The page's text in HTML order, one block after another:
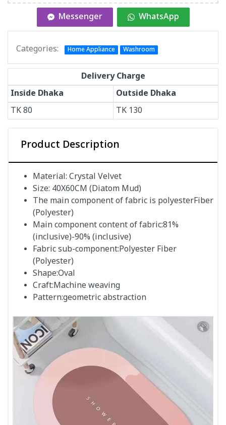
Messenger WhatsApp
Categories: Home Appliance Washroom
Delivery Charge
Inside Dhaka
Outside Dhaka
TK80 TK 130
Product Description
Material: Crystal Velvet
Size: 40X60CM (Diatom Mud)
The main component of fabric is polyesterFiber
(Polyester)
Main component content of fabric:81%
(inclusive)-90% (inclusive)
Fabric sub-component:Polyester Fiber
(Polyester)
Shape:Oval
Craft:Machine weaving
Pattern:geometric abstraction